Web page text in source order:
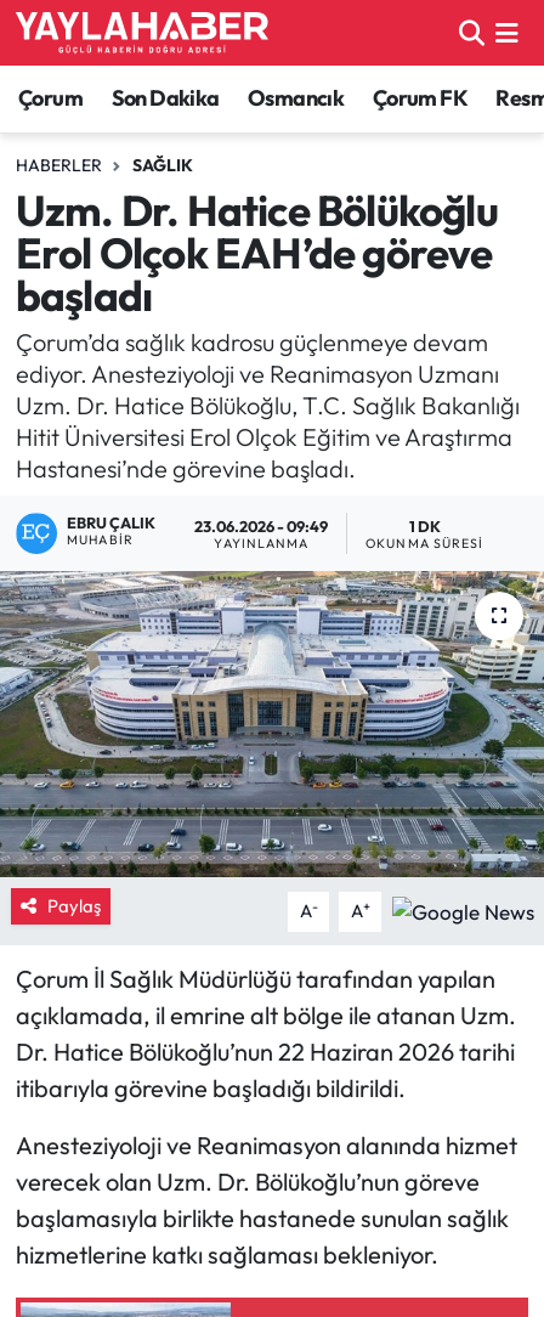
Çorum Son Dakika Osmancık Çorum FK
HABERLER SAĞLIK
Uzm. Dr. Hatice Bölükoğlu
Erol Olçok EAH’de göreve
başladı
Çorum’da sağlık kadrosu güçlenmeye devam
ediyor. Anesteziyoloji ve Reanimasyon Uzmanı
Uzm. Dr. Hatice Bölükoğlu, T.C. Sağlık Bakanlığı
Hitit Üniversitesi Erol Olçok Eğitim ve Araştırma
Hastanesi’nde görevine başladı.
EBRU ÇALIK
MUHABIR
23.06.2026 - 09:49
YAYINLANMA
1 DK
OKUNMA SÜRESI
Paylaş A- A+
Çorum İl Sağlık Müdürlüğü tarafından yapılan
açıklamada, il emrine alt bölge ile atanan Uzm.
Dr. Hatice Bölükoğlu’nun 22 Haziran 2026 tarihi
itibarıyla görevine başladığı bildirildi.
Anesteziyoloji ve Reanimasyon alanında hizmet
verecek olan Uzm. Dr. Bölükoğlu’nun göreve
başlamasıyla birlikte hastanede sunulan sağlık
hizmetlerine katkı sağlaması bekleniyor.
Alaca Haberleri
Bayat Haberleri
Bilgi - Keşfet Haberleri
Bilim ve Teknoloji
Boğazkale Haberleri
Çorum Haberleri
Çorum Son Dakika Haberleri
Dodurga Haberleri
Eğitim
Ekonomi
Güncel
İskilip Haberleri
Kargı Haberleri
Kimdir?
Laçin Haberleri
Magazin
Mecitözü Haberleri
Oğuzlar Haberleri
Ortaköy Haberleri
Çorum Nöbetçi Eczaneler
Çorum Hava Durumu
Çorum Namaz Vakitleri
Çorum Trafik Yoğunluk Haritası
TFF 1.Lig Puan Durumu ve Fikstür
Tüm Manşetler
Son Dakika Haberleri
Haber Arşivi